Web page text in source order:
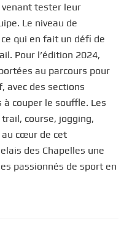
venant tester leur
Le niveau de
qui en fait un défi de
Pour l’édition 2024,
au parcours pour
avec des sections
couper le souffle. Les
course, jogging,
au cœur de cet
des Chapelles une
passionnés de sport en